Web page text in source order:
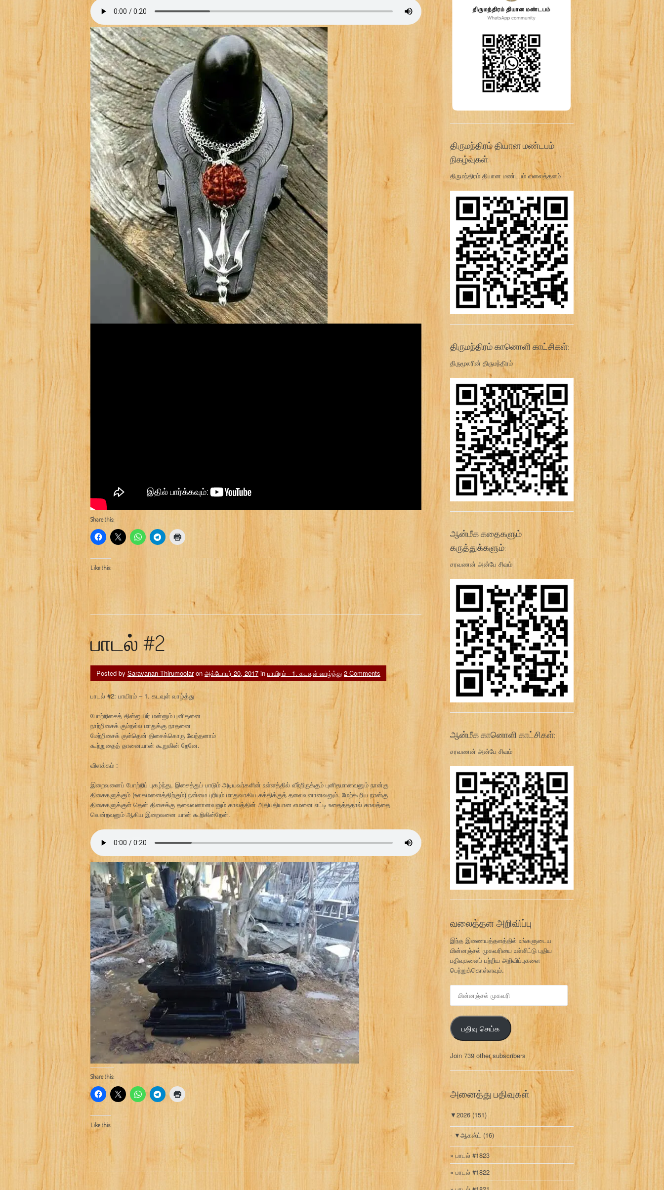
Share this:
Like this:
பாடல் #2
Posted by Saravanan Thirumoolaron அக்டோபர் 20, 2017 in பாயிரம் - 1. கடவுள் வாழ்த்து 2 Comments
பாடல் #2: பாயிரம் – 1. கடவுள் வாழ்த்து
போற்றிசைத் தின்னுயிர் மன்னும் புனிதனை
நாற்றிசைக் கும்நல்ல மாதுக்கு நாதனை
மேற்றிசைக் குள்தென் திசைக்கொரு வேந்தனாம்
கூற்றுதைத் தானையான் கூறுகின் றேனே.
விளக்கம் :
இறைவனைப் போற்றிப் புகழ்ந்து, இசைத்துப் பாடும் அடியவர்களின் உள்ளத்தில் வீற்றிருக்கும் புனிதமானவனும் நான்கு
திசைகளுக்கும் (உலகமனைத்திற்கும்) நன்மை புரியும் மாதுவாகிய சக்திக்குத் தலைவனானவனும். மேற்கூறிய நான்கு
திசைகளுக்குள் தென் திசைக்கு தலைவனானவனும் காலத்தின் அதிபதியான எமனை எட்டி உதைத்ததால் காலத்தை
வென்றவனும் ஆகிய இறைவனை யான் கூறிகின்றேன்.
Share this:
Like this:
திருமந்திரம் தியான மண்டபம்
நிகழ்வுகள்:
திருமந்திரம் தியான மண்டபம் வலைத்தளம்
திருமந்திரம் கானொளி காட்சிகள்:
திருமூலரின் திருமந்திரம்
ஆன்மீக கதைகளும்
கருத்துக்களும்:
சரவணன் அன்பே சிவம்
ஆன்மீக கானொளி காட்சிகள்:
சரவணன் அன்பே சிவம்
வலைத்தள அறிவிப்பு
இந்த இணையத்தளத்தில் உங்களுடைய
மின்னஞ்சல் முகவரியை உள்ளிட்டு புதிய
பதிவுகளைப் பற்றிய அறிவிப்புகளை
பெற்றுக்கொள்ளவும்.
ஞ்
ச
ல்
க
வ
பதிவு செய்க
Join 739 other subscribers
அனைத்து பதிவுகள்
▼2026 (151)
▼ஆகஸ்ட் (16)
பாடல் #1823
பாடல் #1822